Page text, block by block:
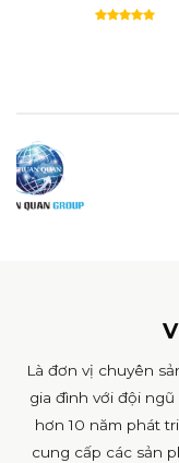
Là đơn vị chuyên
gia đình với đội
hơn 10 năm phát
cung cấp các sản